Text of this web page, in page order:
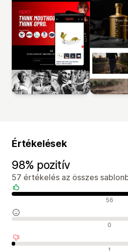
Értékelések
98% pozitív
57 értékelés az összes
Pozitív értékelések 56
Semleges értékelések 0
Negatív értékelések